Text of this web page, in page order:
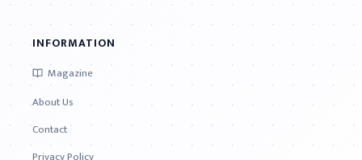
INFORMATION
Magazine
About Us
Contact